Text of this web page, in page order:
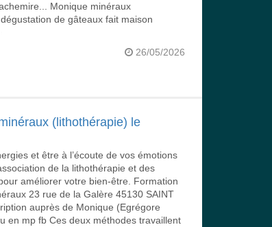
Monique minéraux
de gâteaux fait maison
26/05/2026
(lithothérapie) le
et être à l’écoute de vos émotions
de la lithothérapie et des
améliorer votre bien-être. Formation
23 rue de la Galère 45130 SAINT
auprès de Monique (Egrégore
en mp fb Ces deux méthodes travaillent